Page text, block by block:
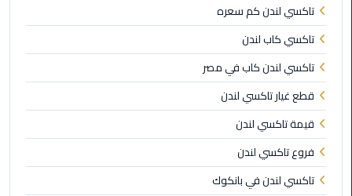
ليموزين
بنها
ليموزين
العبور
ليموزين
6
اكتوبر
تاكسي لندن كم سعره
تاكسي كاب لندن
تاكسي لندن كاب في مصر
قطع غيار تاكسي لندن
قيمة تاكسي لندن
فروع تاكسي لندن
تاكسي لندن في بانكوك